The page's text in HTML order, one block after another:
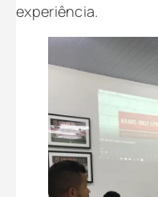
experiência.